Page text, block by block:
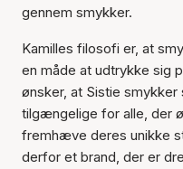
gennem smykker.
Kamilles filosofi er, at
en måde at udtrykke sig
ønsker, at Sistie
tilgængelige for alle, der
fremhæve deres unikke
derfor et brand, der er